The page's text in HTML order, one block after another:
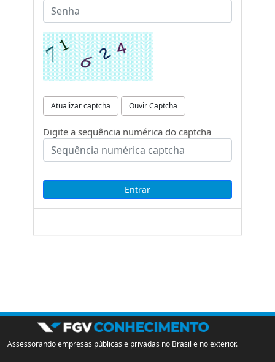
Atualizar captcha Ouvir Captcha
Digite a sequência numérica do captcha
Assessorando empresas públicas e privadas no Brasil e no exterior.